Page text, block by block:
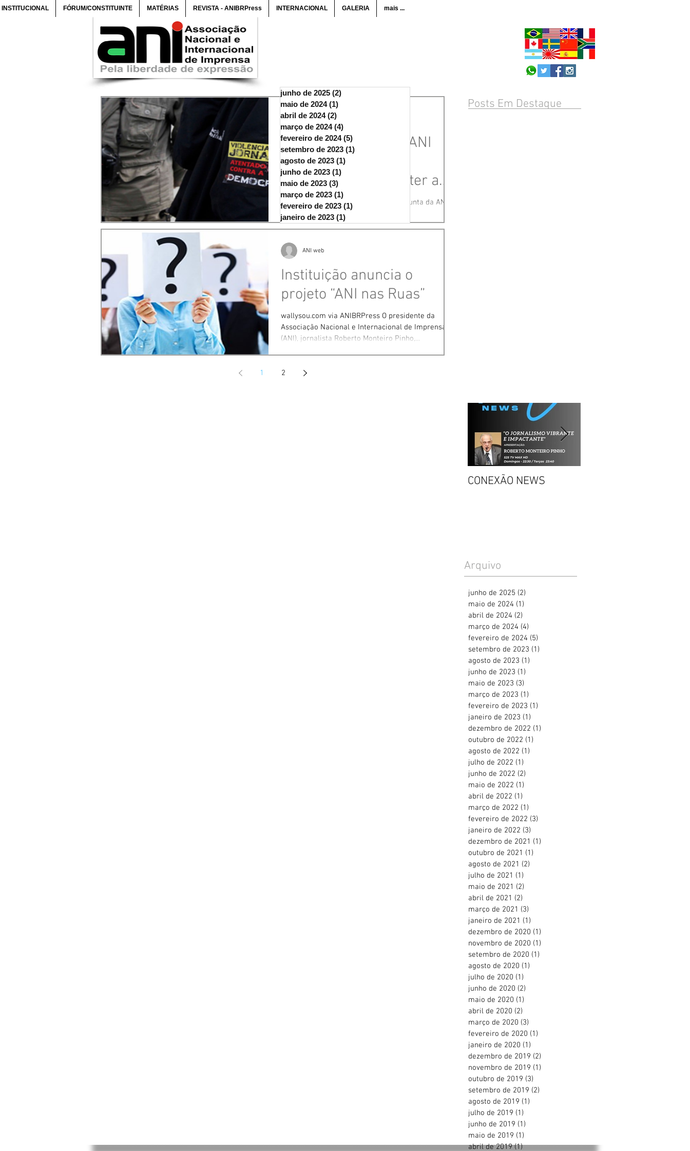
INSTITUCIONAL FÓRUM/CONSTITUINTE MATÉRIAS REVISTA - ANIBRPress INTERNACIONAL GALERIA mais ...
Desagravo público: ANI
aprova o desagravo
público para combater a
liberdade de expressão e a
violênc
ANIBRPress Aprovada na reunião conjunta da ANI e
CEVRJ deliberação na qual o instituto do desagravo
público é uma medida da Associação...
ANI web
Instituição anuncia o
projeto “ANI nas Ruas”
wallysou.com via ANIBRPress O presidente da
Associação Nacional e Internacional de Imprensa
(ANI), jornalista Roberto Monteiro Pinho,...
ANI web
1 2
junho de 2025 (2)
maio de 2024 (1)
abril de 2024 (2)
março de 2024 (4)
fevereiro de 2024 (5)
setembro de 2023 (1)
agosto de 2023 (1)
junho de 2023 (1)
maio de 2023 (3)
março de 2023 (1)
fevereiro de 2023 (1)
janeiro de 2023 (1)
Posts Em Destaque
CONEXÃO NEWS
Arquivo
junho de 2025 (2)
maio de 2024 (1)
abril de 2024 (2)
março de 2024 (4)
fevereiro de 2024 (5)
setembro de 2023 (1)
agosto de 2023 (1)
junho de 2023 (1)
maio de 2023 (3)
março de 2023 (1)
fevereiro de 2023 (1)
janeiro de 2023 (1)
dezembro de 2022 (1)
outubro de 2022 (1)
agosto de 2022 (1)
julho de 2022 (1)
junho de 2022 (2)
maio de 2022 (1)
abril de 2022 (1)
março de 2022 (1)
fevereiro de 2022 (3)
janeiro de 2022 (3)
dezembro de 2021 (1)
outubro de 2021 (1)
agosto de 2021 (2)
julho de 2021 (1)
maio de 2021 (2)
abril de 2021 (2)
março de 2021 (3)
janeiro de 2021 (1)
dezembro de 2020 (1)
novembro de 2020 (1)
setembro de 2020 (1)
agosto de 2020 (1)
julho de 2020 (1)
junho de 2020 (2)
maio de 2020 (1)
abril de 2020 (2)
março de 2020 (3)
fevereiro de 2020 (1)
janeiro de 2020 (1)
dezembro de 2019 (2)
novembro de 2019 (1)
outubro de 2019 (3)
setembro de 2019 (2)
agosto de 2019 (1)
julho de 2019 (1)
junho de 2019 (1)
maio de 2019 (1)
abril de 2019 (1)1 post